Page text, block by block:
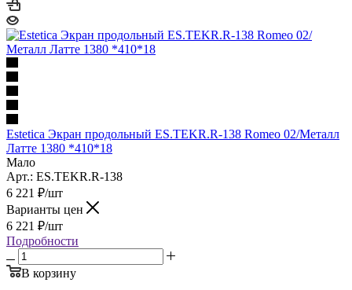
Estetica Экран продольный ES.TEKR.R-138 Romeo 02/Металл
Латте 1380 *410*18
Мало
Арт.: ES.TEKR.R-138
6 221 ₽/шт
Варианты цен
6 221 ₽/шт
Подробности
В корзину